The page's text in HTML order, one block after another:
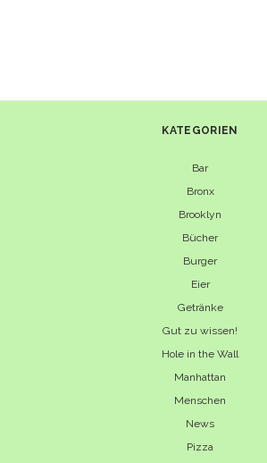
KATEGORIEN
Bar
Bronx
Brooklyn
Bücher
Burger
Eier
Getränke
Gut zu wissen!
Hole in the Wall
Manhattan
Menschen
News
Pizza